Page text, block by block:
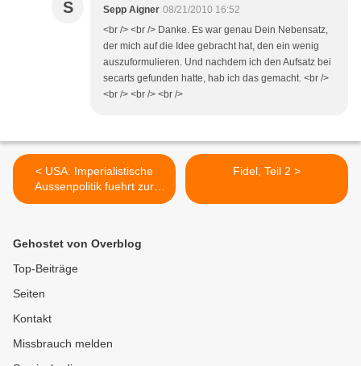
S Sepp Aigner 08/21/2010 16:52
<br /> <br /> Danke. Es war genau Dein Nebensatz,
der mich auf die Idee gebracht hat, den ein wenig
auszuformulieren. Und nachdem ich den Aufsatz bei
secarts gefunden hatte, hab ich das gemacht. <br />
<br /> <br /> <br />
< USA: Imperialistische
Aussenpolitik fuehrt zur
Zerstoerung der
Fidel, Teil 2 >
Gehostet von Overblog
Top-Beiträge
Seiten
Kontakt
Missbrauch melden